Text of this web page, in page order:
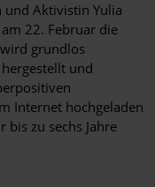
und Aktivistin Yulia
22. Februar die
grundlos
und
Internet hochgeladen
zu sechs Jahre